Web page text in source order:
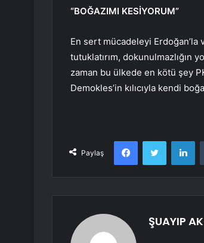
“BOĞAZIMI KESİYORUM”
En sert mücadeleyi Erdoğan’la
tutuklatırım, dokunulmazlığın
zaman bu ülkede en kötü şey
Demokles’in kılıcıyla kendi
Paylaş
FacebookTwitter
ŞUAYIP